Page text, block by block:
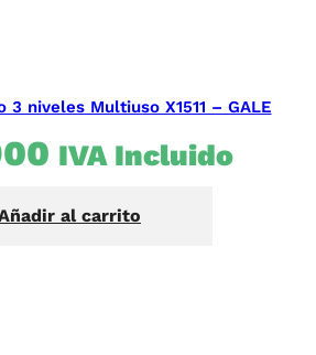
3 niveles Multiuso X1511 – GALE
IVA Incluido
al carrito